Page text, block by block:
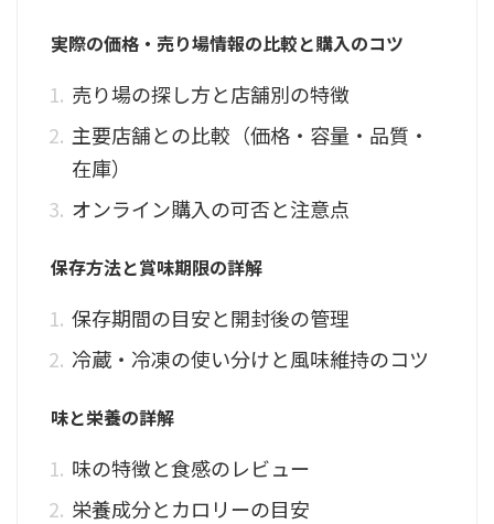
実際の価格・売り場情報の比較と購入のコツ
売り場の探し方と店舗別の特徴
主要店舗との比較（価格・容量・品質・
在庫）
オンライン購入の可否と注意点
保存方法と賞味期限の詳解
保存期間の目安と開封後の管理
冷蔵・冷凍の使い分けと風味維持のコツ
味と栄養の詳解
味の特徴と食感のレビュー
栄養成分とカロリーの目安